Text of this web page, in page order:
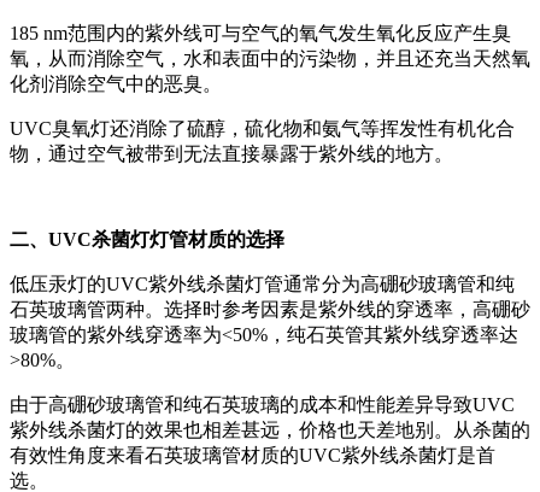
185 nm范围内的紫外线可与空气的氧气发生氧化反应产生臭
氧，从而消除空气，水和表面中的污染物，并且还充当天然氧
化剂消除空气中的恶臭。
UVC臭氧灯还消除了硫醇，硫化物和氨气等挥发性有机化合
物，通过空气被带到无法直接暴露于紫外线的地方。
二、UVC杀菌灯灯管材质的选择
低压汞灯的UVC紫外线杀菌灯管通常分为高硼砂玻璃管和纯
石英玻璃管两种。选择时参考因素是紫外线的穿透率，高硼砂
玻璃管的紫外线穿透率为<50%，纯石英管其紫外线穿透率达
>80%。
由于高硼砂玻璃管和纯石英玻璃的成本和性能差异导致UVC
紫外线杀菌灯的效果也相差甚远，价格也天差地别。从杀菌的
有效性角度来看石英玻璃管材质的UVC紫外线杀菌灯是首
选。